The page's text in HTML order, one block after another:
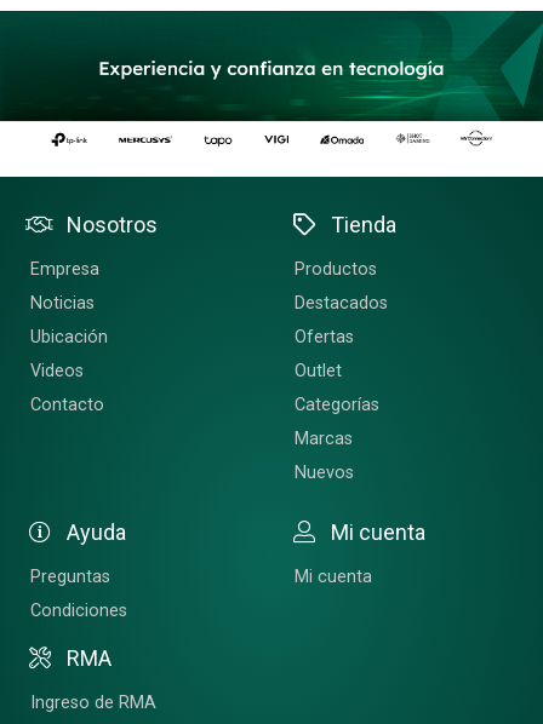
Nosotros
Empresa
Noticias
Ubicación
Videos
Contacto
Tienda
Productos
Destacados
Ofertas
Outlet
Categorías
Marcas
Nuevos
Ayuda
Preguntas
Condiciones
RMA
Ingreso de RMA
Mi cuenta
Mi cuenta